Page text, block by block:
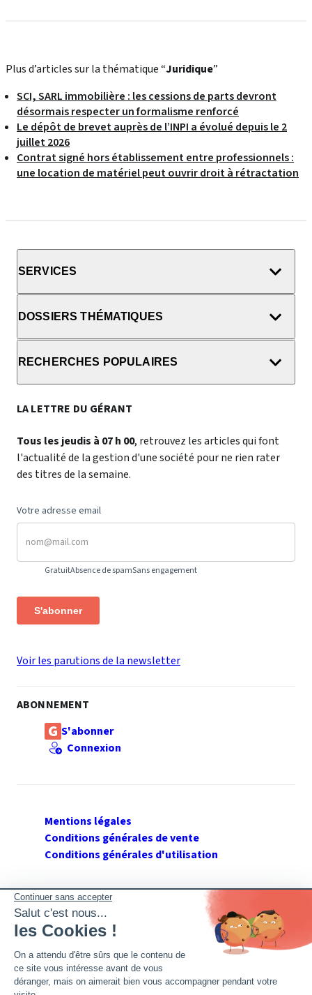
Plus d’articles sur la thématique “Juridique”
SCI, SARL immobilière : les cessions de parts devront
désormais respecter un formalisme renforcé
Le dépôt de brevet auprès de l’INPI a évolué depuis le 2
juillet 2026
Contrat signé hors établissement entre professionnels :
une location de matériel peut ouvrir droit à rétractation
SERVICES
DOSSIERS THÉMATIQUES
RECHERCHES POPULAIRES
LA LETTRE DU GÉRANT
Tous les jeudis à 07 h 00, retrouvez les articles qui font
l'actualité de la gestion d'une société pour ne rien rater
des titres de la semaine.
Votre adresse email
GratuitAbsence de spamSans engagement
S'abonner
Voir les parutions de la newsletter
ABONNEMENT
S'abonner
Connexion
Mentions légales
Conditions générales de vente
Conditions générales d'utilisation
SUIVEZ GERANT DE SARL
Twitter